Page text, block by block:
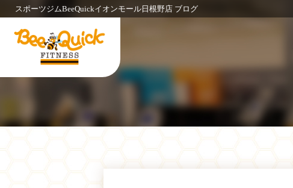
スポーツジムBeeQuickイオンモール日根野店 ブログ